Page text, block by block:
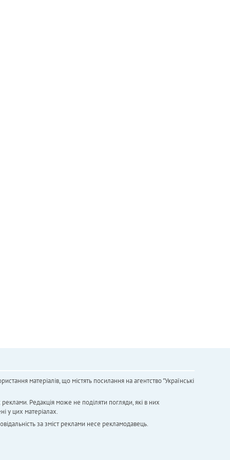
матеріалів, що містять посилання на агентство "Українськi
Редакція може не поділяти погляди, які в них
у цих матеріалах.
за зміст реклами несе рекламодавець.